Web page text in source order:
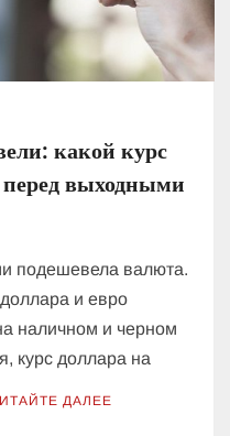
какой курс
выходными
подешевела валюта.
и евро
наличном и черном
курс доллара на
ДАЛЕЕ